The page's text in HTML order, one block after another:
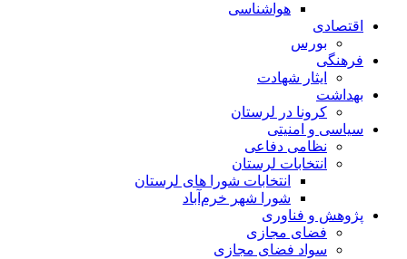
هواشناسی
اقتصادی
بورس
فرهنگی
ایثار شهادت
بهداشت
کرونا در لرستان
سیاسی و امنیتی
نظامی دفاعی
انتخابات لرستان
انتخابات شورا های لرستان
شورا شهر خرم‌آباد
پژوهش و فناوری
فضای مجازی
سواد فضای مجازی